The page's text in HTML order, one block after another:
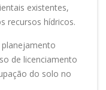
existentes,
recursos hídricos.
de licenciamento
do solo no